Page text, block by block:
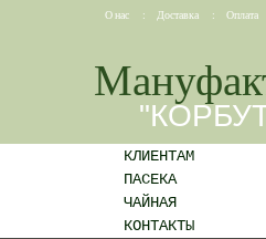
О нас : Доставка : Оплата
КЛИЕНТАМ
ПАСЕКА
ЧАЙНАЯ
КОНТАКТЫ